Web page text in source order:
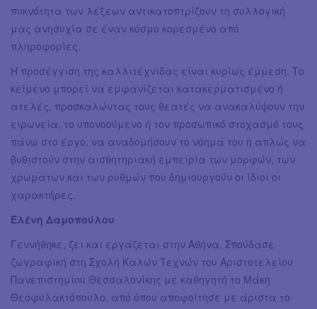
πυκνότητα των λέξεων αντικατοπτρίζουν τη συλλογική
μας ανησυχία σε έναν κόσμο κορεσμένο από
πληροφορίες.
Η προσέγγιση της καλλιτέχνιδας είναι κυρίως έμμεση. Το
κείμενο μπορεί να εμφανίζεται κατακερματισμένο ή
ατελές, προσκαλώντας τους θεατές να ανακαλύψουν την
ειρωνεία, το υπονοούμενο ή τον προσωπικό στοχασμό τους
πάνω στο έργο, να αναδομήσουν το νόημά του ή απλώς να
βυθιστούν στην αισθητηριακή εμπειρία των μορφών, των
χρωμάτων και των ρυθμών που δημιουργούν οι ίδιοι οι
χαρακτήρες.
Ελένη Δαμοπούλου
Γεννήθηκε, ζει και εργάζεται στην Αθήνα. Σπούδασε
ζωγραφική στη Σχολή Καλών Τεχνών του Αριστοτελείου
Πανεπιστημίου Θεσσαλονίκης με καθηγητή το Μάκη
Θεοφυλακτόπουλο, από όπου αποφοίτησε με άριστα το